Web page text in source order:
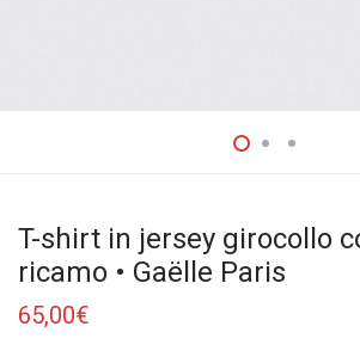
T-shirt in jersey girocollo
ricamo • Gaëlle Paris
65,00€